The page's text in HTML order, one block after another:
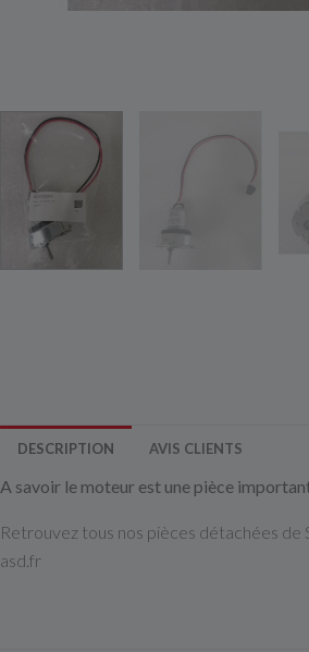
DESCRIPTION AVIS CLIENTS
A savoir le moteur est une pièce
Retrouvez tous nos pièces détachées de
asd.fr